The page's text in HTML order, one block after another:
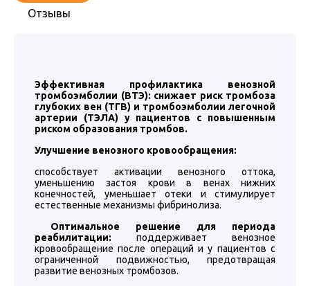
Отзывы
Эффективная профилактика венозной
тромбоэмболии (ВТЭ): снижает риск тромбоза
глубоких вен (ТГВ) и тромбоэмболии легочной
артерии (ТЭЛА) у пациентов с повышенным
риском образования тромбов.
Улучшение венозного кровообращения:
способствует активации венозного оттока,
уменьшению застоя крови в венах нижних
конечностей, уменьшает отеки и стимулирует
естественные механизмы фибринолиза.
Оптимальное решение для периода
реабилитации: поддерживает венозное
кровообращение после операций и у пациентов с
ограниченной подвижностью, предотвращая
развитие венозных тромбозов.